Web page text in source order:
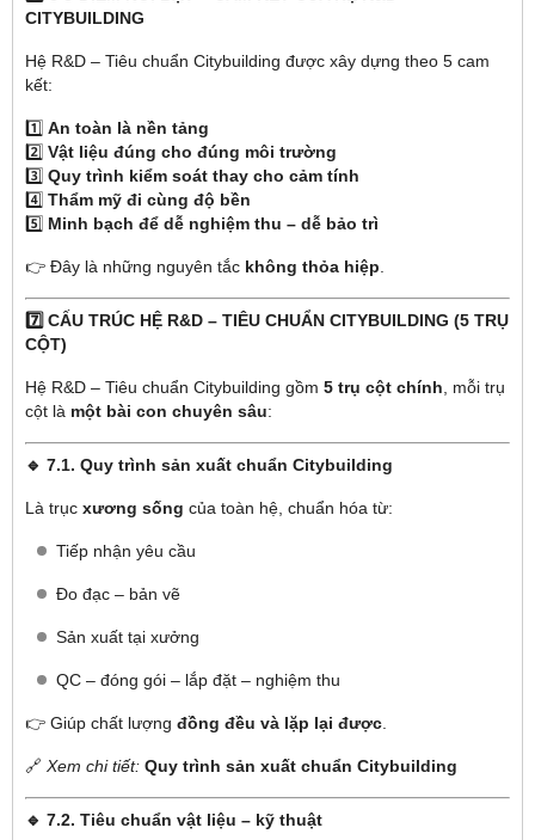
CITYBUILDING
Hệ R&D – Tiêu chuẩn Citybuilding được xây dựng theo 5 cam
kết:
1️⃣ An toàn là nền tảng
2️⃣ Vật liệu đúng cho đúng môi trường
3️⃣ Quy trình kiểm soát thay cho cảm tính
4️⃣ Thẩm mỹ đi cùng độ bền
5️⃣ Minh bạch để dễ nghiệm thu – dễ bảo trì
👉 Đây là những nguyên tắc không thỏa hiệp
7️⃣ CẤU TRÚC HỆ R&D – TIÊU CHUẨN CITYBUILDING (5 TRỤ
CỘT)
Hệ R&D – Tiêu chuẩn Citybuilding gồm 5 trụ cột chính , mỗi trụ
cột là một bài con chuyên sâu:
🔹 7.1. Quy trình sản xuất chuẩn Citybuilding
Là trục xương sống của toàn hệ, chuẩn hóa từ:
Tiếp nhận yêu cầu
Đo đạc – bản vẽ
Sản xuất tại xưởng
QC – đóng gói – lắp đặt – nghiệm thu
👉 Giúp chất lượng đồng đều và lặp lại được
🔗 Xem chi tiết: Quy trình sản xuất chuẩn Citybuilding
🔹 7.2. Tiêu chuẩn vật liệu – kỹ thuật